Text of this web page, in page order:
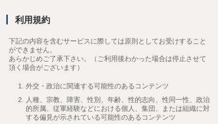
利用規約
下記の内容を含むサービスに際しては原則としてお受けすること
ができません。
あらかじめご了承下さい。（ご利用後わかった場合は停止させて
頂く場合がございます）
外交・政治に関連する可能性のあるコンテンツ
人種、宗教、障害、性別、年齢、性的志向、性同一性、政治
的所属、従軍経験などにおける個人、集団、または組織に対
する偏見が示されている可能性のあるコンテンツ